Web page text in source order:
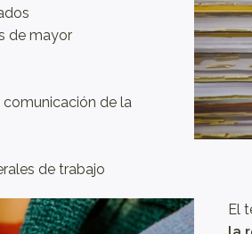
de mayor
comunicación de la
de trabajo
El